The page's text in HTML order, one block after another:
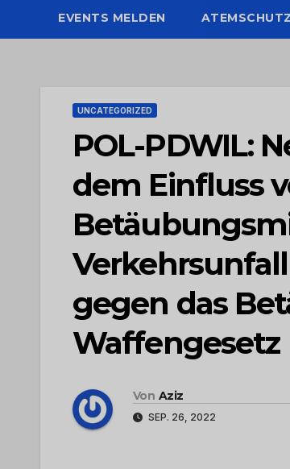
EVENTS MELDEN
UNCATEGORIZED
POL-PDWIL:
dem Einfluss
gegen das
Waffengesetz
Von Aziz
SEP. 26, 2022